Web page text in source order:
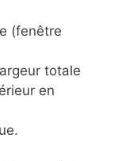
(fenêtre
totale
en